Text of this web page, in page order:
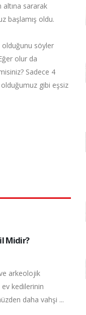
altına sararak
başlamış oldu.
olduğunu söyler
olur da
Sadece 4
gibi eşsiz
Midir?
arkeolojik
kedilerinin
daha vahşi ...